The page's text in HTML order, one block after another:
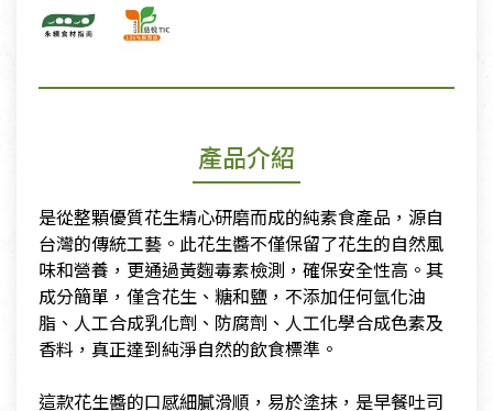
產品介紹
是從整顆優質花生精心研磨而成的純素食產品，源自
台灣的傳統工藝。此花生醬不僅保留了花生的自然風
味和營養，更通過黃麴毒素檢測，確保安全性高。其
成分簡單，僅含花生、糖和鹽，不添加任何氫化油
脂、人工合成乳化劑、防腐劑、人工化學合成色素及
香料，真正達到純淨自然的飲食標準。
​這款花生醬的口感細膩滑順，易於塗抹，是早餐吐司